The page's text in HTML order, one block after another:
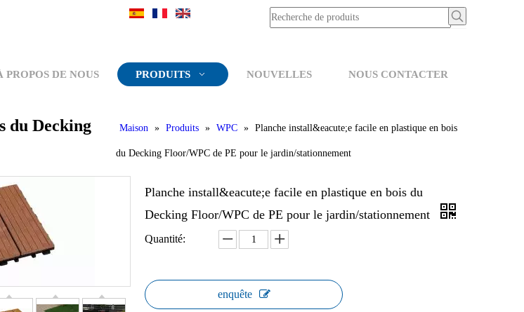
PROPOS DE NOUS PRODUITS NOUVELLES NOUS CONTACTER
du Decking
Maison » Produits » WPC » Planche install&eacute;e facile en plastique en bois
du Decking Floor/WPC de PE pour le jardin/stationnement
Planche install&eacute;e facile en plastique en bois du
Decking Floor/WPC de PE pour le jardin/stationnement
Quantité:
enquête